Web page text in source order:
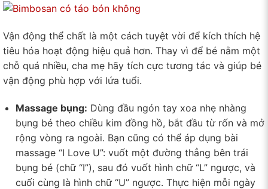
Vận động thể chất là một cách tuyệt vời để kích thích hệ
tiêu hóa hoạt động hiệu quả hơn. Thay vì để bé nằm một
chỗ quá nhiều, cha mẹ hãy tích cực tương tác và giúp bé
vận động phù hợp với lứa tuổi.
Massage bụng: Dùng đầu ngón tay xoa nhẹ nhàng
bụng bé theo chiều kim đồng hồ, bắt đầu từ rốn và mở
rộng vòng ra ngoài. Bạn cũng có thể áp dụng bài
massage “I Love U”: vuốt một đường thẳng bên trái
bụng bé (chữ “I”), sau đó vuốt hình chữ “L” ngược, và
cuối cùng là hình chữ “U” ngược. Thực hiện mỗi ngày